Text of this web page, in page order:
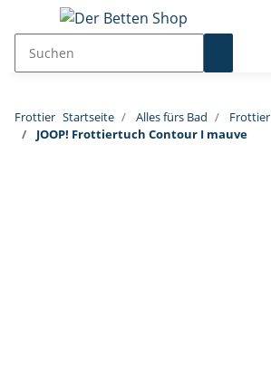
Frottier Startseite Alles fürs Bad
Frottier
JOOP! Frottiertuch Contour I mauve